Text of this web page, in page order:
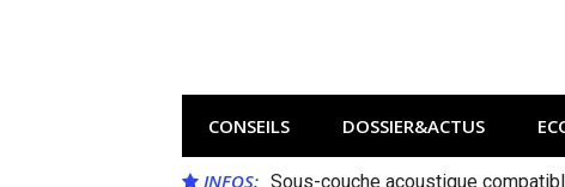
CONSEILS DOSSIER&ACTUS
INFOS: Sous-couche acoustique